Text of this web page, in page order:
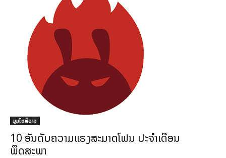
ມູມໄອທີລາວ
10 ອັນດັບຄວາມແຮງສະມາດໂຟນ ປະຈຳເດືອນ
ພຶດສະພາ